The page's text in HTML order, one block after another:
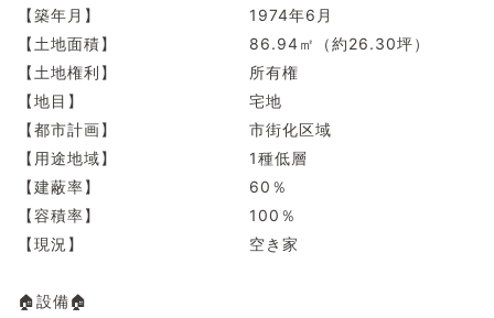
【築年月】 1974年6月
【土地面積】 86.94㎡（約26.30坪）
【土地権利】 所有権
【地目】 宅地
【都市計画】 市街化区域
【用途地域】 1種低層
【建蔽率】 60％
【容積率】 100％
【現況】 空き家
🏠設備🏠